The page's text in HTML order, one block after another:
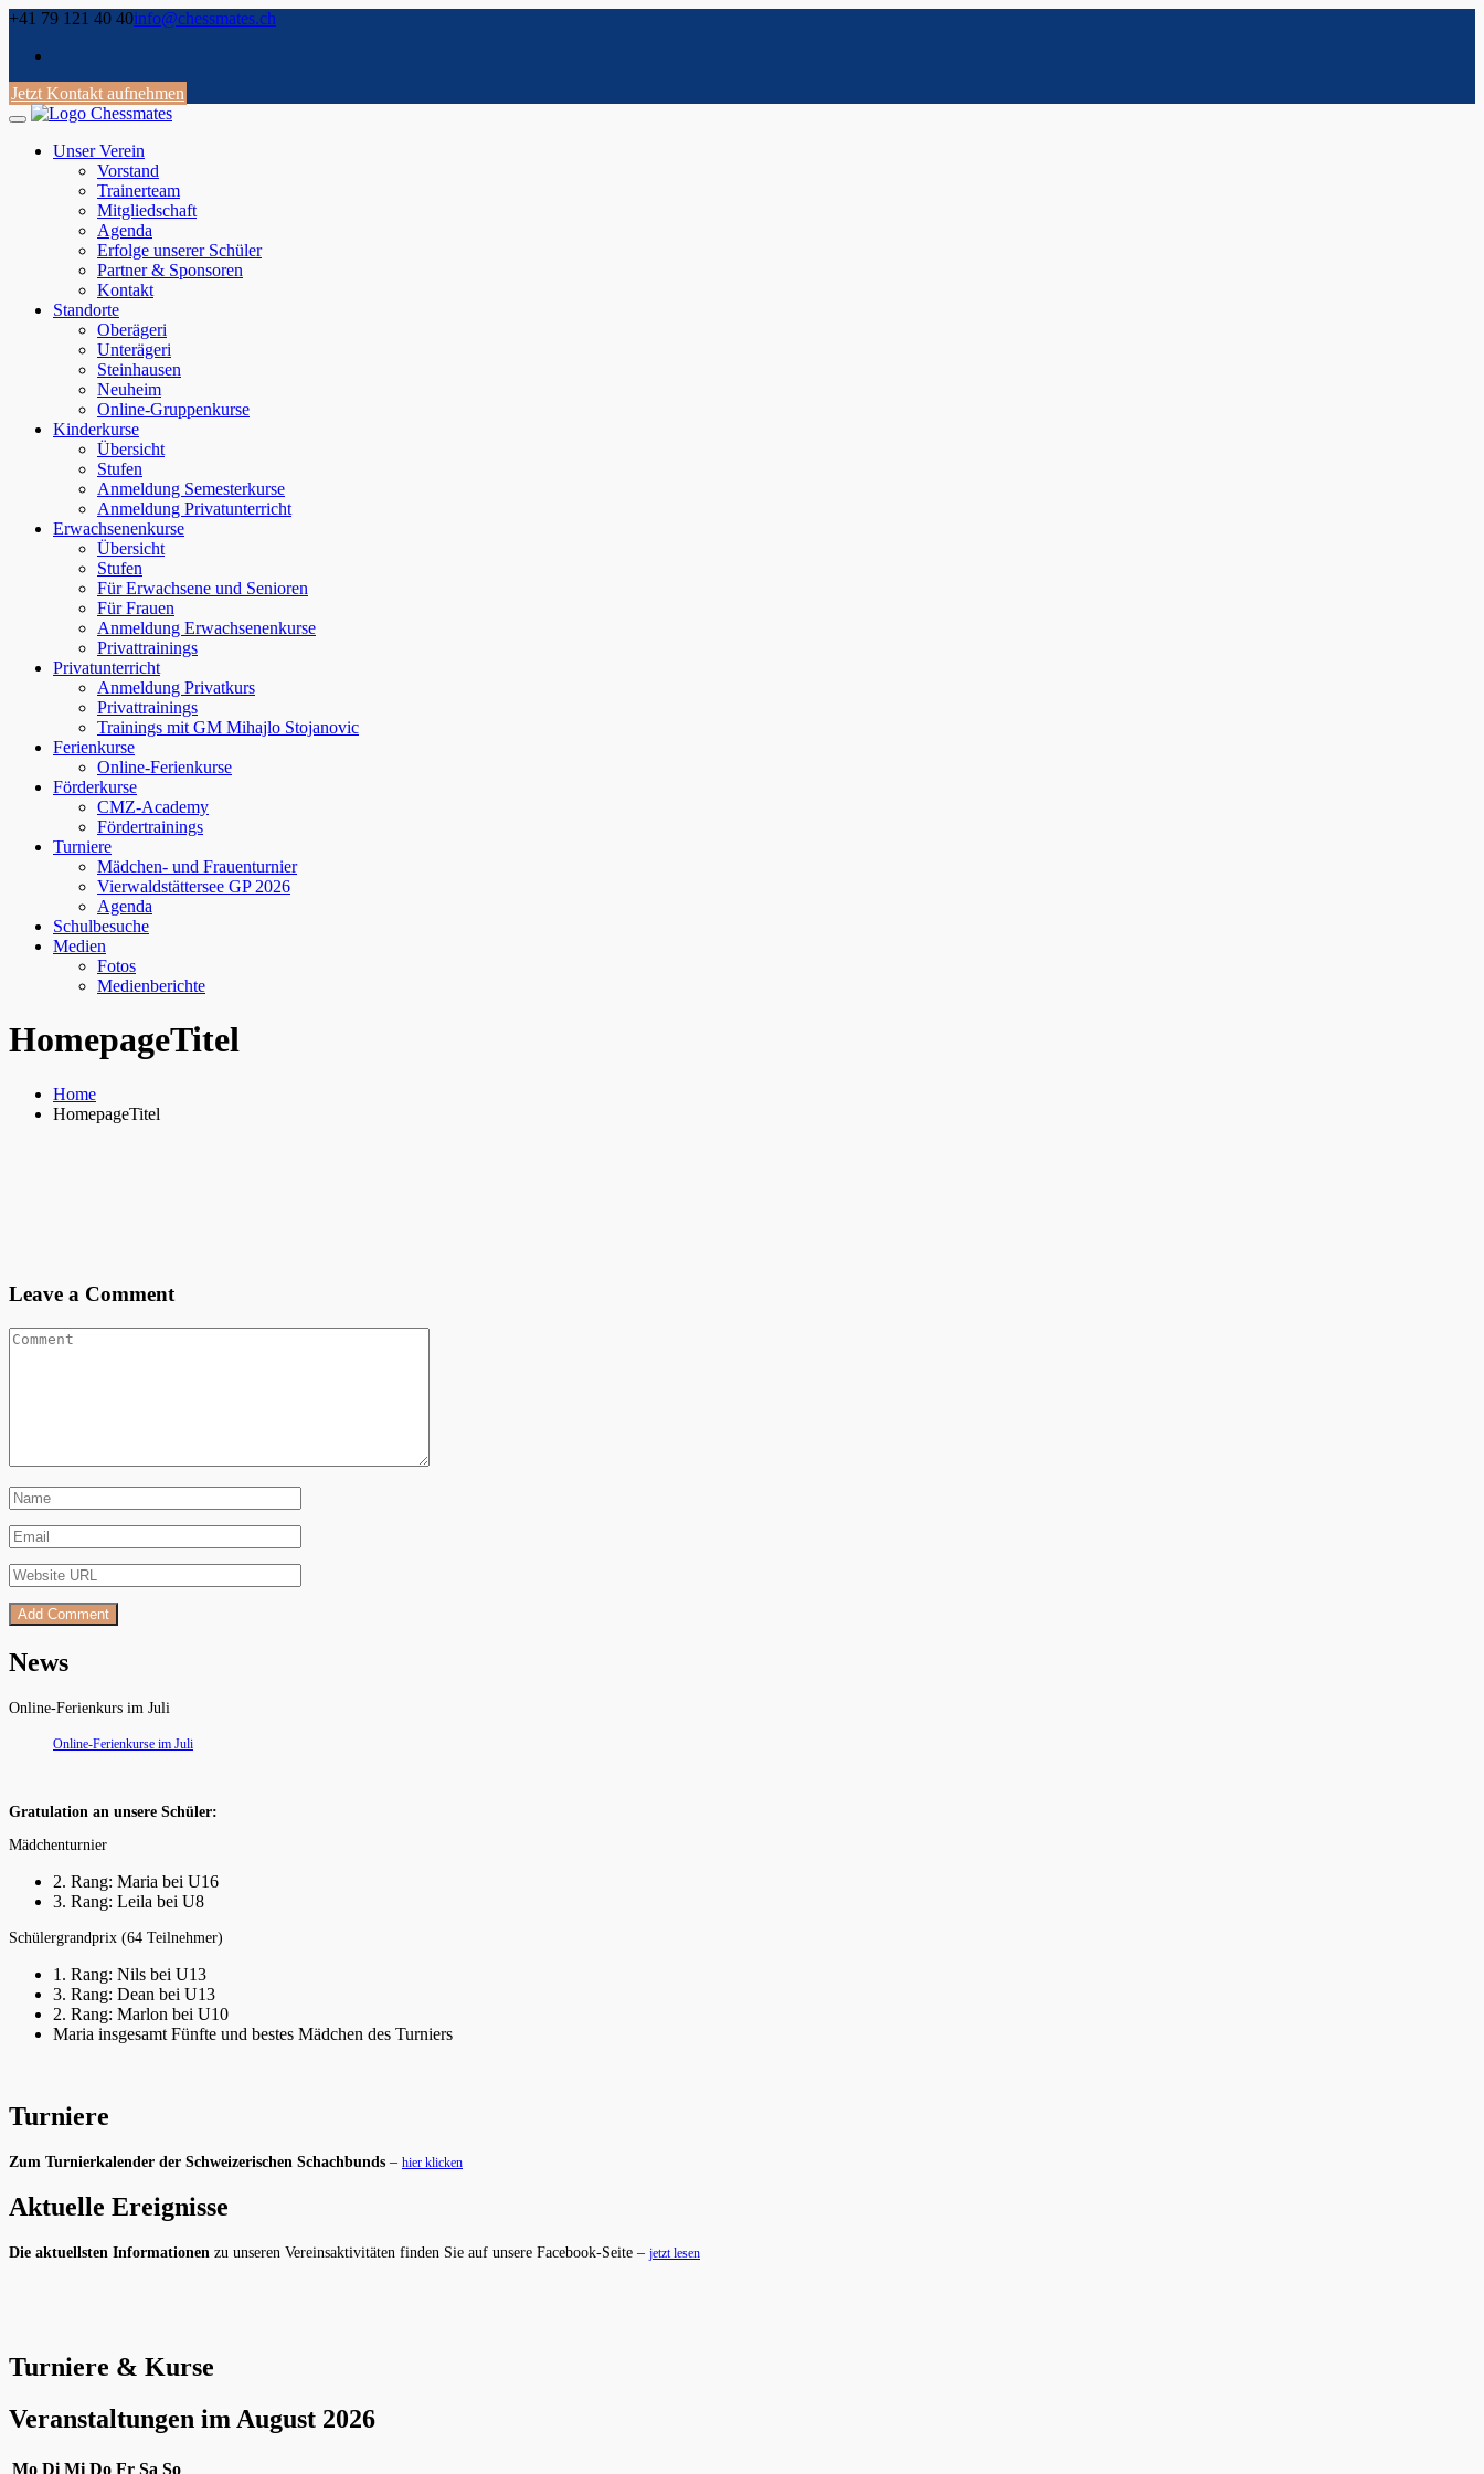
Skip
content
+41 79 121 40 40info@chessmates.ch
Jetzt Kontakt aufnehmen
Unser Verein
Vorstand
Trainerteam
Mitgliedschaft
Agenda
Erfolge unserer Schüler
Partner & Sponsoren
Kontakt
Standorte
Oberägeri
Unterägeri
Steinhausen
Neuheim
Online-Gruppenkurse
Kinderkurse
Übersicht
Stufen
Anmeldung Semesterkurse
Anmeldung Privatunterricht
Erwachsenenkurse
Übersicht
Stufen
Für Erwachsene und Senioren
Für Frauen
Anmeldung Erwachsenenkurse
Privattrainings
Privatunterricht
Anmeldung Privatkurs
Privattrainings
Trainings mit GM Mihajlo Stojanovic
Ferienkurse
Online-Ferienkurse
Förderkurse
CMZ-Academy
Fördertrainings
Turniere
Mädchen- und Frauenturnier
Vierwaldstättersee GP 2026
Agenda
Schulbesuche
Medien
Fotos
Medienberichte
HomepageTitel
Home
HomepageTitel
Leave a Comment
News
Online-Ferienkurs im Juli
Online-Ferienkurse im Juli
Gratulation an unsere Schüler:
Mädchenturnier
2. Rang: Maria bei U16
3. Rang: Leila bei U8
Schülergrandprix (64 Teilnehmer)
1. Rang: Nils bei U13
3. Rang: Dean bei U13
2. Rang: Marlon bei U10
Maria insgesamt Fünfte und bestes Mädchen des Turniers
Turniere
Zum Turnierkalender der Schweizerischen Schachbunds – hier klicken
Aktuelle Ereignisse
Die aktuellsten Informationen zu unseren Vereinsaktivitäten finden Sie auf unsere Facebook-Seite – jetzt lesen
Turniere & Kurse
Veranstaltungen im August 2026
MoMontag
DiDienstag
MiMittwoch
DoDonnerstag
FrFreitag
Sa Samstag
SoSonntag